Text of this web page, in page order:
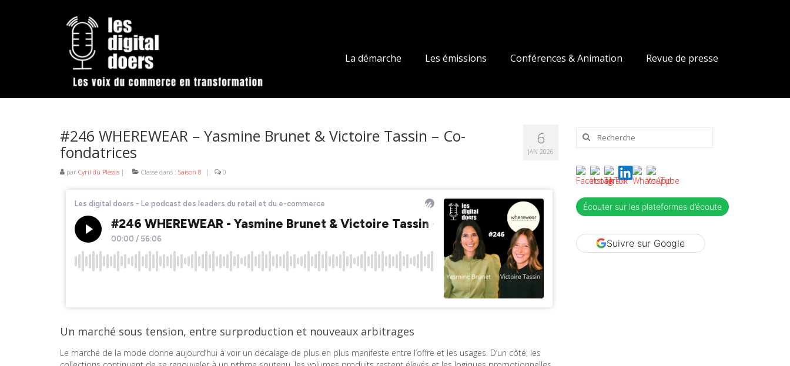
La démarche Les émissions Conférences & Animation Revue de presse
6
JAN 2026
#246 WHEREWEAR – Yasmine Brunet & Victoire Tassin – Co-
fondatrices
par Cyril du Plessis | Classé dans : Saison 8 | 0
Un marché sous tension, entre surproduction et nouveaux arbitrages
Le marché de la mode donne aujourd’hui à voir un décalage de plus en plus manifeste entre l’offre et les usages. D’un côté, les
Rechercher
Écouter sur les plateformes d’écoute
Suivre sur Google